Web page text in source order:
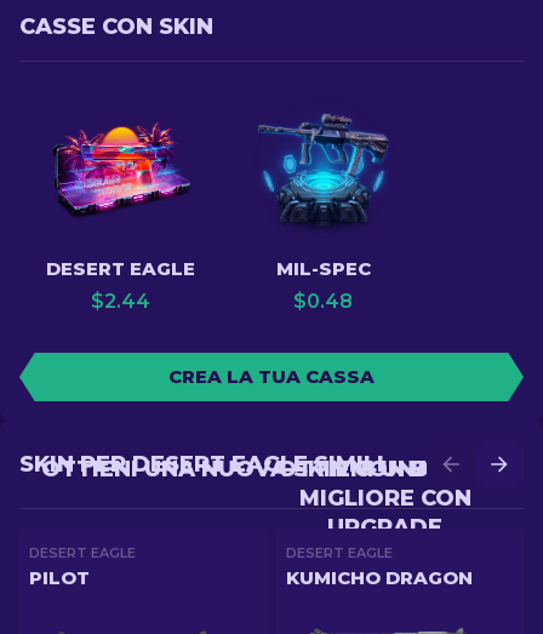
CASSE CON SKIN
DESERT EAGLE
$2.44
MIL-SPEC
$0.48
CREA LA TUA CASSA
OTTIENI UNA SKIN
MIGLIORE CON
UPGRADE
OTTIENI UNA NUOVA SKIN CON BATTLE
SKIN PER DESERT EAGLE SIMILI
DESERT EAGLE
PILOT
DESERT EAGLE
KUMICHO DRAGON